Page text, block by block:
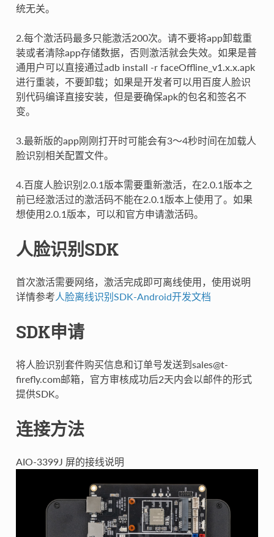
统无关。
2.每个激活码最多只能激活200次。请不要将app卸载重
装或者清除app存储数据，否则激活就会失效。如果是普
通用户可以直接通过adb install -r faceOffline_v1.x.x.apk
进行重装，不要卸载；如果是开发者可以用百度人脸识
别代码编译直接安装，但是要确保apk的包名和签名不
变。
3.最新版的app刚刚打开时可能会有3～4秒时间在加载人
脸识别相关配置文件。
4.百度人脸识别2.0.1版本需要重新激活，在2.0.1版本之
前已经激活过的激活码不能在2.0.1版本上使用了。如果
想使用2.0.1版本，可以和官方申请激活码。
人脸识别SDK
首次激活需要网络，激活完成即可离线使用，使用说明
详情参考人脸离线识别SDK-Android开发文档
SDK申请
将人脸识别套件购买信息和订单号发送到sales@t-
firefly.com邮箱，官方审核成功后2天内会以邮件的形式
提供SDK。
连接方法
AIO-3399J 屏的接线说明